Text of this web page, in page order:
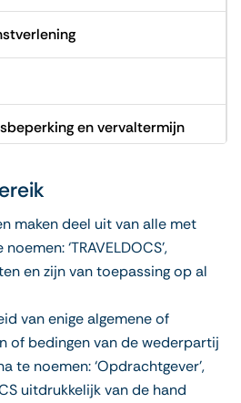
en vervaltermijn
maken deel uit van alle met
‘TRAVELDOCS’,
en zijn van toepassing op al
van enige algemene of
of bedingen van de wederpartij
te noemen: ‘Opdrachtgever’,
uitdrukkelijk van de hand